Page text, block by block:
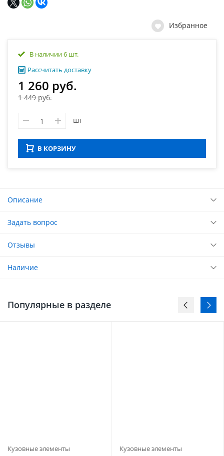
Избранное
В наличии 6 шт.
Рассчитать доставку
1 260 руб.
1 449 руб.
шт
В КОРЗИНУ
Описание
Задать вопрос
Отзывы
Наличие
Популярные в разделе
Кузовные элементы
Кузовные элементы